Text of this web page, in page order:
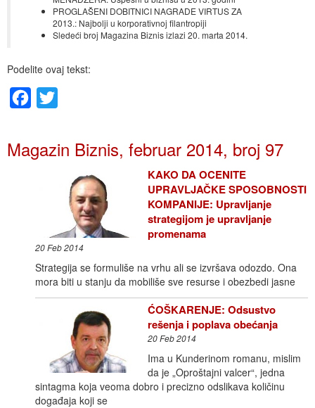
PROGLAŠENI DOBITNICI NAGRADE VIRTUS ZA
2013.: Najbolji u korporativnoj filantropiji
Sledeći broj Magazina Biznis izlazi 20. marta 2014.
Podelite ovaj tekst:
Facebook
Magazin Biznis, februar 2014, broj 97
KAKO DA OCENITE
UPRAVLJAČKE SPOSOBNOSTI
KOMPANIJE: Upravljanje
strategijom je upravljanje
promenama
20 Feb 2014
Strategija se formuliše na vrhu ali se izvršava odozdo. Ona
mora biti u stanju da mobiliše sve resurse i obezbedi jasne
ĆOŠKARENJE: Odsustvo
rešenja i poplava obećanja
20 Feb 2014
Ima u Kunderinom romanu, mislim
da je „Oproštajni valcer“, jedna
sintagma koja veoma dobro i precizno odslikava količinu
događaja koji se